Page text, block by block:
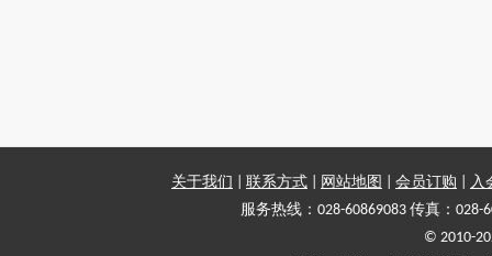
关于我们 联系方式 网站地图 会员订购
入
服务热线：028-60869083 传真：028-
© 2010-